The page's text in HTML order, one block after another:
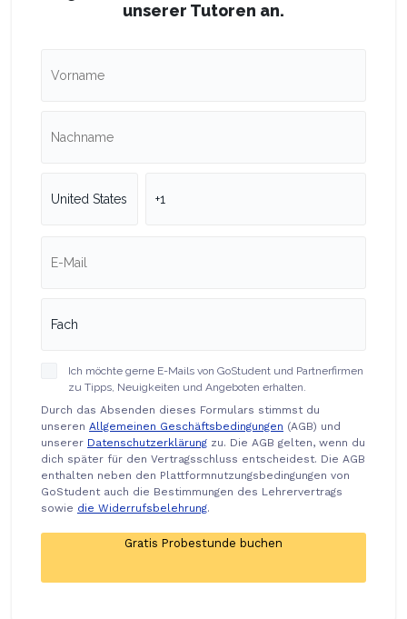
unserer Tutoren an.
Ich möchte gerne E-Mails von GoStudent und Partnerfirmen
zu Tipps, Neuigkeiten und Angeboten erhalten.
Durch das Absenden dieses Formulars stimmst du
unseren Allgemeinen Geschäftsbedingungen (AGB) und
unserer Datenschutzerklärung zu. Die AGB gelten, wenn du
dich später für den Vertragsschluss entscheidest. Die AGB
enthalten neben den Plattformnutzungsbedingungen von
GoStudent auch die Bestimmungen des Lehrervertrags
sowie die Widerrufsbelehrung.